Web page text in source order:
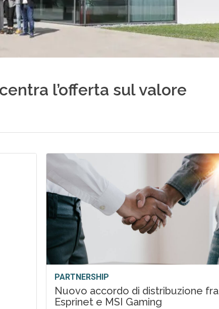
l’offerta sul valore
PARTNERSHIP
Nuovo accordo di distribuzione fra
Esprinet e MSI Gaming